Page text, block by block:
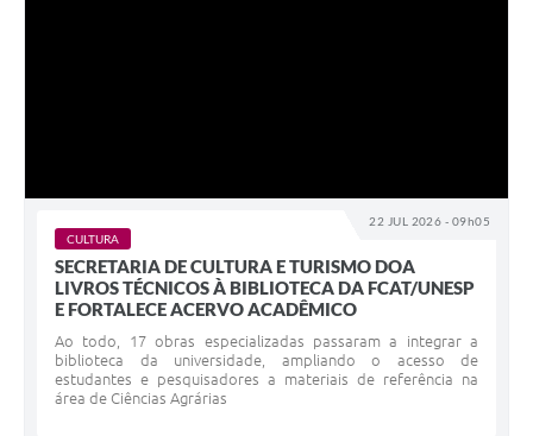
22 JUL 2026 - 09h05
CULTURA
SECRETARIA DE CULTURA E TURISMO DOA
LIVROS TÉCNICOS À BIBLIOTECA DA FCAT/UNESP
E FORTALECE ACERVO ACADÊMICO
Ao todo, 17 obras especializadas passaram a integrar a
biblioteca da universidade, ampliando o acesso de
estudantes e pesquisadores a materiais de referência na
área de Ciências Agrárias